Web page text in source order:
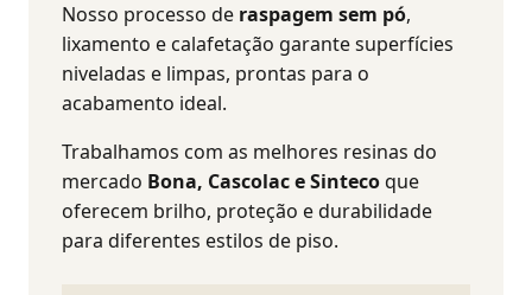
Nosso processo de raspagem sem pó,
lixamento e calafetação garante superfícies
niveladas e limpas, prontas para o
acabamento ideal.
Trabalhamos com as melhores resinas do
mercado Bona, Cascolac e Sintecoque
oferecem brilho, proteção e durabilidade
para diferentes estilos de piso.